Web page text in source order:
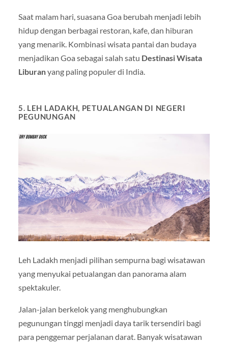
Saat malam hari, suasana Goa berubah menjadi lebih
hidup dengan berbagai restoran, kafe, dan hiburan
yang menarik. Kombinasi wisata pantai dan budaya
menjadikan Goa sebagai salah satu Destinasi Wisata
Liburanyang paling populer di India.
5. LEH LADAKH, PETUALANGAN DI NEGERI
PEGUNUNGAN
Leh Ladakh menjadi pilihan sempurna bagi wisatawan
yang menyukai petualangan dan panorama alam
spektakuler.
Jalan-jalan berkelok yang menghubungkan
pegunungan tinggi menjadi daya tarik tersendiri bagi
para penggemar perjalanan darat. Banyak wisatawan